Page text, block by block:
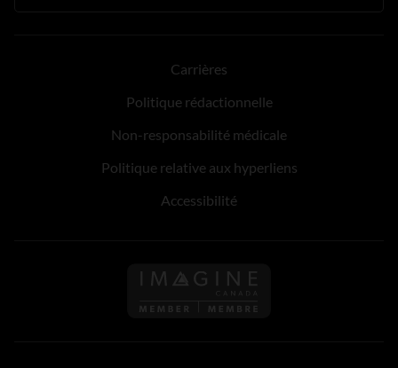
Carrières
Politique rédactionnelle
Non-responsabilité médicale
Politique relative aux hyperliens
Accessibilité